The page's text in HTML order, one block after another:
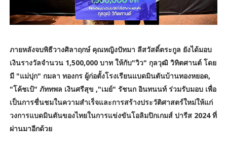
ภายหลังจบพิธีวางศิลาฤกษ์ คุณหญิงปัทมา ลีสวัสดิ์ตระกูล ยังได้มอบ
เงินรางวัลจำนวน 1,500,000 บาท ให้กับ"วิว" กุลวุฒิ วิทิตศานต์ โดย
มี "แม่ปุก" กมลา ทองกร ผู้ก่อตั้งโรงเรียนแบดมินตันบ้านทองหยอด,
"โค้ชเป้" ภัททพล เงินศรีสุข ,"เมย์" รัชนก อินทนนท์ ร่วมรับมอบ เพื่อ
เป็นการชื่นชมในความสำเร็จและการสร้างประวัติศาสตร์ใหม่ให้แก่
วงการแบดมินตันของไทยในการแข่งขันโอลิมปิกเกมส์ ปารีส 2024 ที่
ผ่านมาอีกด้วย